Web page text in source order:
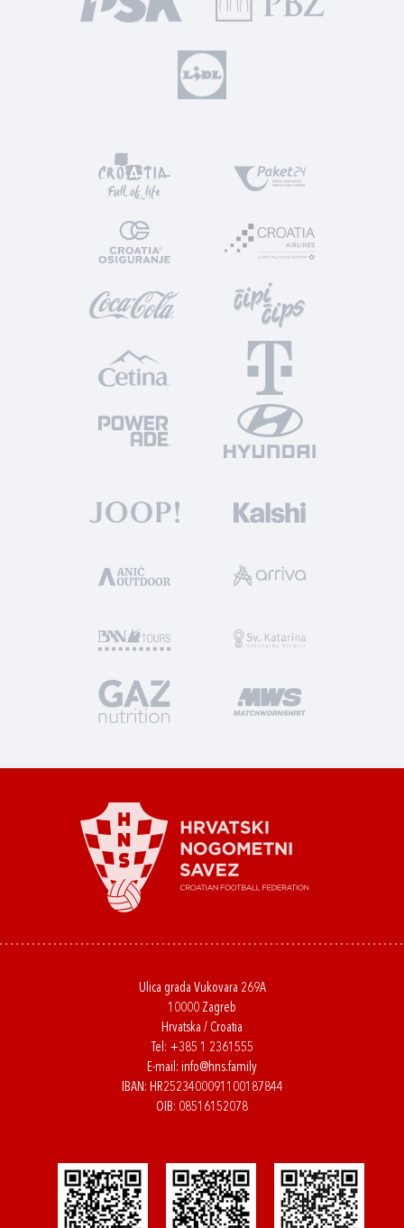
Ulica grada Vukovara 269A
10000 Zagreb
Hrvatska / Croatia
Tel: +385 1 2361555
E-mail: info@hns.family
IBAN: HR2523400091100187844
OIB: 08516152078